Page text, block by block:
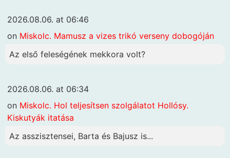
2026.08.06. at 06:46
on Miskolc. Mamusz a vizes trikó verseny dobogóján
Az első feleségének mekkora volt?
2026.08.06. at 06:34
on Miskolc. Hol teljesítsen szolgálatot Hollósy.
Kiskutyák itatása
Az asszisztensei, Barta és Bajusz is...